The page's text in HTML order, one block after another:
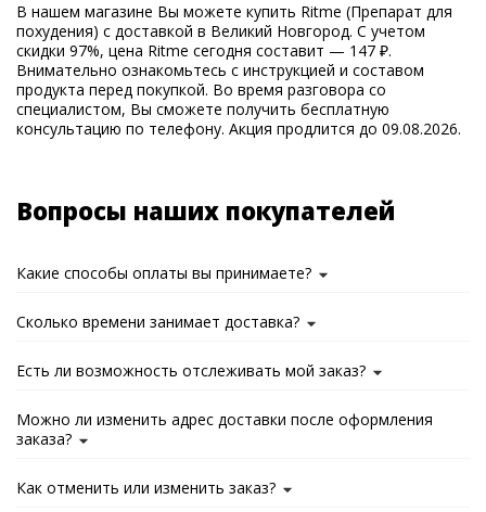
В нашем магазине Вы можете купить Ritme (Препарат для
похудения) с доставкой в Великий Новгород. С учетом
скидки 97%, цена Ritme сегодня составит — 147 ₽.
Внимательно ознакомьтесь с инструкцией и составом
продукта перед покупкой. Во время разговора со
специалистом, Вы сможете получить бесплатную
консультацию по телефону. Акция продлится до 09.08.2026.
Вопросы наших покупателей
Какие способы оплаты вы принимаете?
Сколько времени занимает доставка?
Есть ли возможность отслеживать мой заказ?
Можно ли изменить адрес доставки после оформления
заказа?
Как отменить или изменить заказ?